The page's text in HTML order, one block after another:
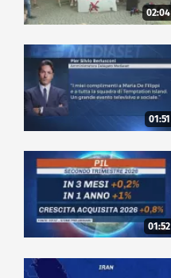
02:04
01:51
01:52